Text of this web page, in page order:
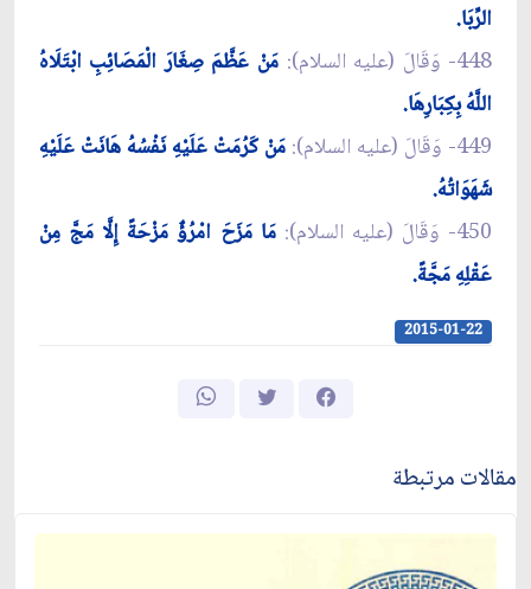
الرِّبَا.
448- وَقَالَ (عليه السلام):
مَنْ عَظَّمَ صِغَارَ الْمَصَائِبِ ابْتَلَاهُ
اللَّهُ بِكِبَارِهَا.
449- وَقَالَ (عليه السلام):
مَنْ كَرُمَتْ عَلَيْهِ نَفْسُهُ هَانَتْ عَلَيْهِ
شَهَوَاتُهُ.
450- وَقَالَ (عليه السلام):
مَا مَزَحَ امْرُؤٌ مَزْحَةً إِلَّا مَجَّ مِنْ
عَقْلِهِ مَجَّةً.
2015-01-22
مقالات مرتبطة